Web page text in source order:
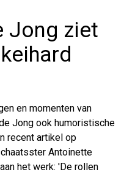
Jong ziet
en momenten van
Jong ook humoristische
recent artikel op
Antoinette
het werk: 'De rollen